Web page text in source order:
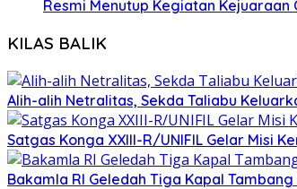
Resmi Menutup Kegiatan
KILAS BALIK
Alih-alih Netralitas, Sekda Taliabu
Satgas Konga XXIII-R/UNIFIL Gelar Misi
Bakamla RI Geledah Tiga Kapal